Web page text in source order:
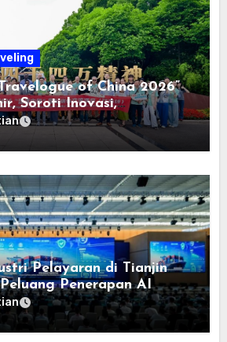
of China 2026”
Soroti Inovasi,
dan Pembangunan
Masyarakat
Pelayaran di Tianjin
Penerapan AI